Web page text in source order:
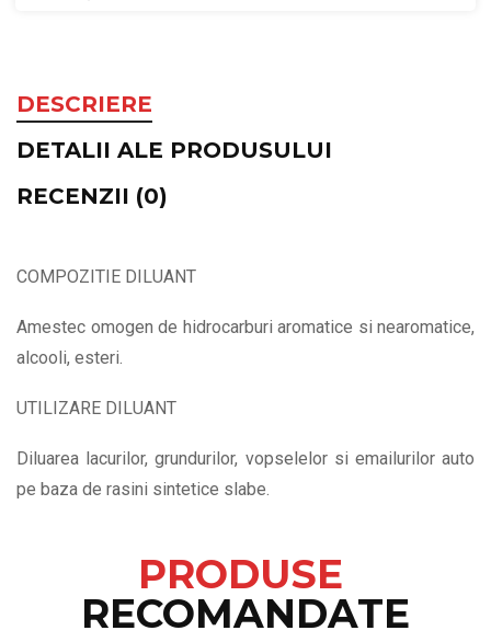
DESCRIERE
DETALII ALE PRODUSULUI
RECENZII (0)
COMPOZITIE DILUANT
Amestec omogen de hidrocarburi aromatice si nearomatice,
alcooli, esteri.
UTILIZARE DILUANT
Diluarea lacurilor, grundurilor, vopselelor si emailurilor auto
pe baza de rasini sintetice slabe.
PRODUSE
RECOMANDATE